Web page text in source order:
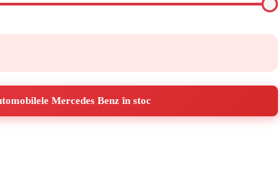
Mercedes Benz în stoc